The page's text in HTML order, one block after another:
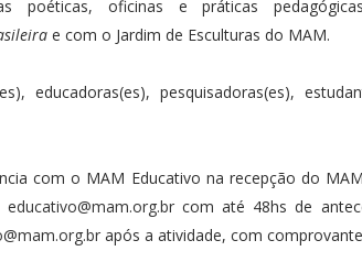
poéticas, oficinas e práticas
e com o Jardim de Esculturas do MAM.
educadoras(es), pesquisadoras(es),
com o MAM Educativo na recepção do
educativo@mam.org.brcom até 48hs de
após a atividade, com